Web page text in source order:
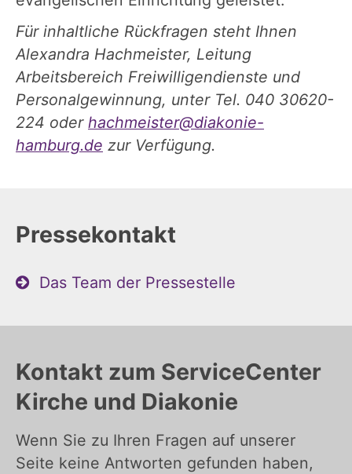
Für inhaltliche Rückfragen steht Ihnen
Alexandra Hachmeister, Leitung
Arbeitsbereich Freiwilligendienste und
Personalgewinnung, unter Tel. 040 30620-
224 oder hachmeister@diakonie-
hamburg.de zur Verfügung.
Pressekontakt
Das Team der Pressestelle
Kontakt zum ServiceCenter
Kirche und Diakonie
Wenn Sie zu Ihren Fragen auf unserer
Seite keine Antworten gefunden haben,